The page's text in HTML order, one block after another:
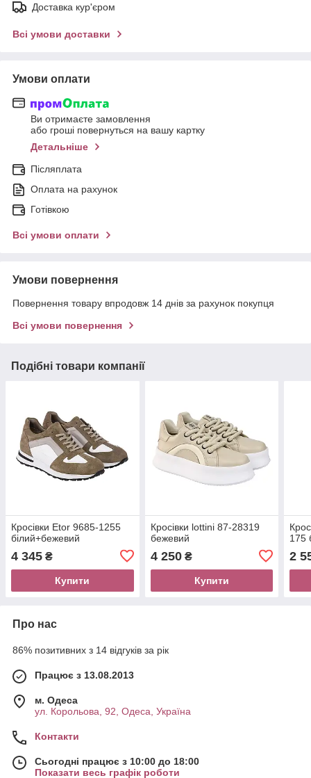
Доставка кур'єром
Всі умови доставки
Умови оплати
Ви отримаєте замовлення
або гроші повернуться на вашу картку
Детальніше
Післяплата
Оплата на рахунок
Готівкою
Всі умови оплати
Умови повернення
Повернення товару впродовж 14 днів за рахунок покупця
Всі умови повернення
Подібні товари компанії
Кросівки Etor 9685-1255
білий+бежевий
4 345 ₴
Купити
Кросівки lottini 87-28319
бежевий
4 250₴
Купити
175
2
Про нас
86% позитивних з 14 відгуків за рік
Працює з 13.08.2013
м. Одеса
ул. Корольова, 92, Одеса, Україна
Контакти
Сьогодні працює з 10:00 до 18:00
Показати весь графік роботи